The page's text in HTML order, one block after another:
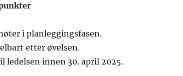
i planleggingsfasen.
etter øvelsen.
ledelsen innen 30. april 2025.